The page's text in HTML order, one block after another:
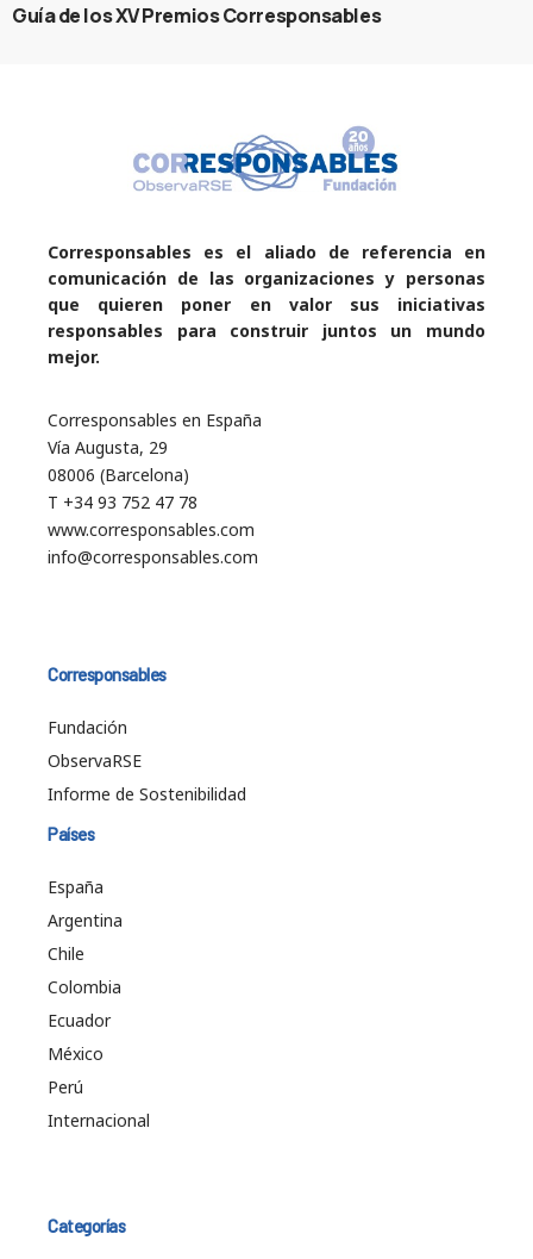
Guía de los XV Premios Corresponsables
Corresponsables es el aliado de referencia en
comunicación de las organizaciones y personas
que quieren poner en valor sus iniciativas
responsables para construir juntos un mundo
mejor.
Corresponsables en España
Vía Augusta, 29
08006 (Barcelona)
T +34 93 752 47 78
www.corresponsables.com
info@corresponsables.com
Corresponsables
Fundación
ObservaRSE
Informe de Sostenibilidad
Países
España
Argentina
Chile
Colombia
Ecuador
México
Perú
Internacional
Categorías